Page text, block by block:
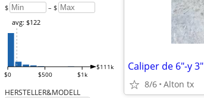
$ – $
$0 $500 $1k
$111k
avg: $122
HERSTELLER&MODELL
Caliper de 6"-y 3"
8/6 Alton tx